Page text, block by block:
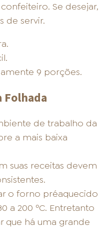
Se desejar,
de servir.
9 porções.
Folhada
de trabalho da
a mais baixa
suas receitas devem
o forno préaquecido
a 200 ºC. Entretanto
que há uma grande